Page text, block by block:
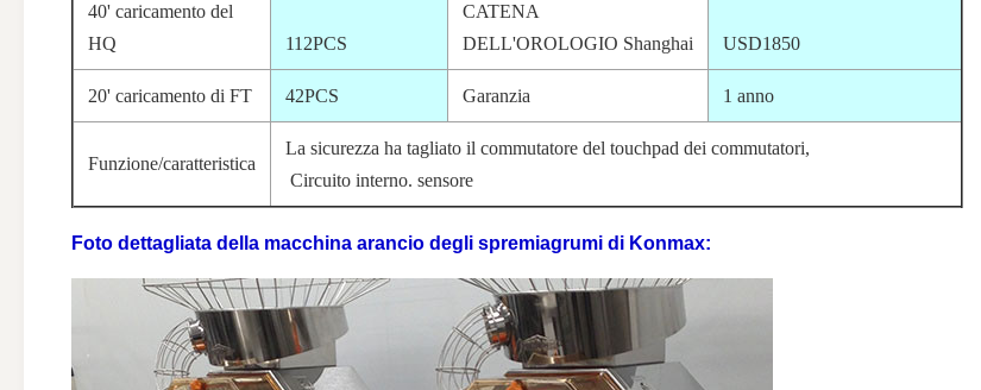
40' caricamento del
HQ
112PCS
CATENA
DELL'OROLOGIO Shanghai
USD1850
20' caricamento di FT 42PCS Garanzia 1 anno
Funzione/caratteristica
La sicurezza ha tagliato il commutatore del touchpad dei commutatori,
Circuito interno. sensore
Foto dettagliata della macchina arancio degli spremiagrumi di Konmax: